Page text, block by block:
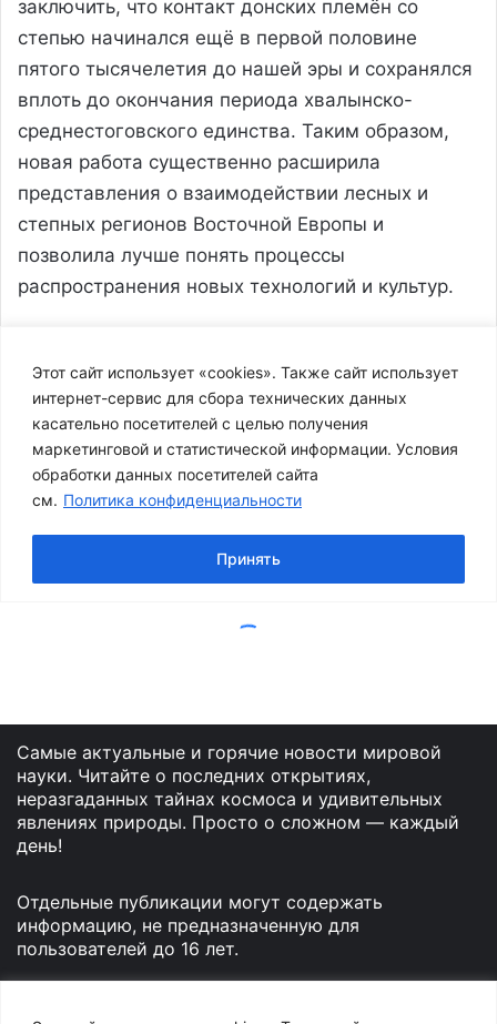
Самые актуальные и горячие новости мировой
науки. Читайте о последних открытиях,
неразгаданных тайнах космоса и удивительных
явлениях природы. Просто о сложном — каждый
день!
Отдельные публикации могут содержать
информацию, не предназначенную для
пользователей до 16 лет.